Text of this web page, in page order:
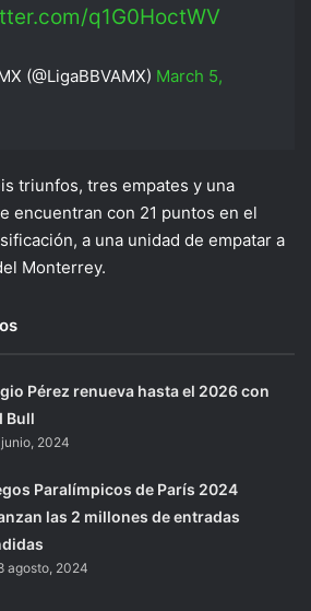
q1G0HoctWV
(@LigaBBVAMX) March 5,
triunfos, tres empates y una
encuentran con 21 puntos en el
a una unidad de empatar a
Monterrey.
Pérez renueva hasta el 2026 con
Bull
2024
Paralímpicos de París 2024
las 2 millones de entradas
agosto, 2024